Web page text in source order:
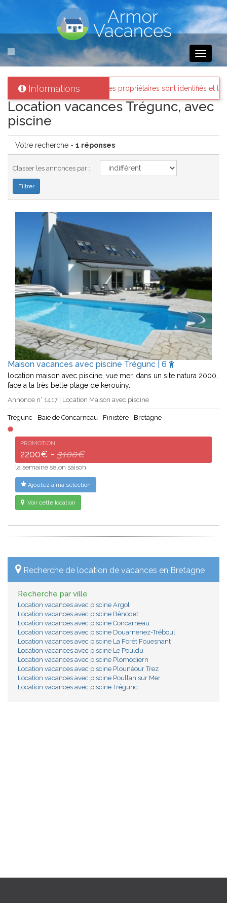
Toggle
Informations
vacances: Tous les propriétaires sont identifiés et les biens
Location vacances Trégunc, avec
piscine
Votre recherche - 1 réponses
Classer les annonces par :
Maison vacances avec piscine Trégunc | 6
location maison avec piscine, vue mer, dans un site natura 2000,
face a la très belle plage de kerouiny.…
Annonce n° 1417 | Location Maison avec piscine
Trégunc Baie de Concarneau Finistère Bretagne
PROMOTION
2200€ - 3100€
la semaine selon saison
Ajoutez à ma sélection
Voir cette location
Recherche de location de vacances en Bretagne
Recherche par ville
Location vacances avec piscine Argol
Location vacances avec piscine Bénodet
Location vacances avec piscine Concarneau
Location vacances avec piscine Douarnenez-Tréboul
Location vacances avec piscine La Forêt Fouesnant
Location vacances avec piscine Le Pouldu
Location vacances avec piscine Plomodiern
Location vacances avec piscine Plounéour Trez
Location vacances avec piscine Poullan sur Mer
Location vacances avec piscine Trégunc